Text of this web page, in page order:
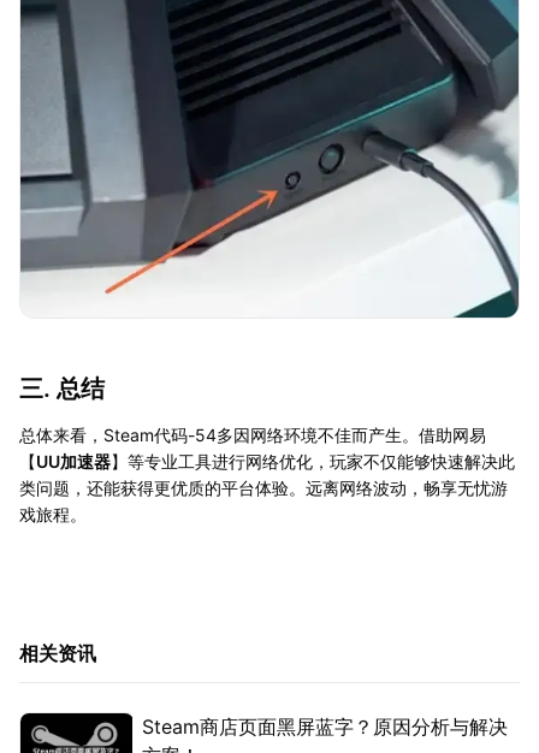
三. 总结
总体来看，Steam代码-54多因网络环境不佳而产生。借助网易
【UU加速器】等专业工具进行网络优化，玩家不仅能够快速解决此
类问题，还能获得更优质的平台体验。远离网络波动，畅享无忧游
戏旅程。
相关资讯
Steam商店页面黑屏蓝字？原因分析与解决